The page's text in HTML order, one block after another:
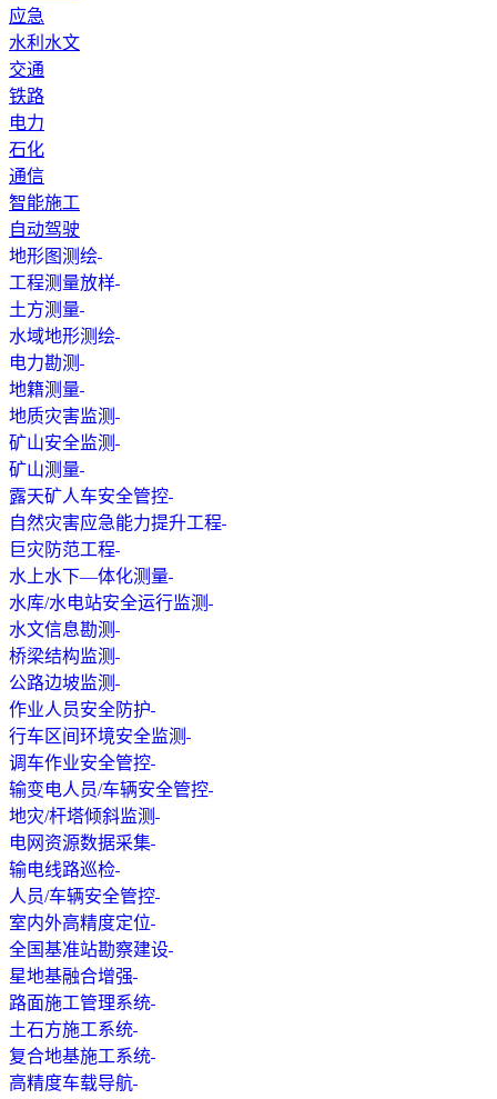
应急
水利水文
交通
铁路
电力
石化
通信
智能施工
自动驾驶
地形图测绘
工程测量放样
土方测量
水域地形测绘
电力勘测
地籍测量
地质灾害监测
矿山安全监测
矿山测量
露天矿人车安全管控
自然灾害应急能力提升工程
巨灾防范工程
水上水下—体化测量
水库/水电站安全运行监测
水文信息勘测
桥梁结构监测
公路边坡监测
作业人员安全防护
行车区间环境安全监测
调车作业安全管控
输变电人员/车辆安全管控
地灾/杆塔倾斜监测
电网资源数据采集
输电线路巡检
人员/车辆安全管控
室内外高精度定位
全国基准站勘察建设
星地基融合增强
路面施工管理系统
土石方施工系统
复合地基施工系统
高精度车载导航